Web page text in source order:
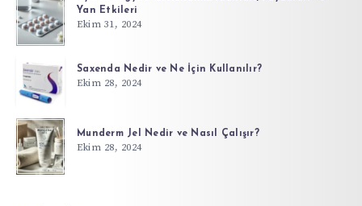
Yan Etkileri
Ekim 31, 2024
Saxenda Nedir ve Ne İçin Kullanılır?
Ekim 28, 2024
Munderm Jel Nedir ve Nasıl Çalışır?
Ekim 28, 2024